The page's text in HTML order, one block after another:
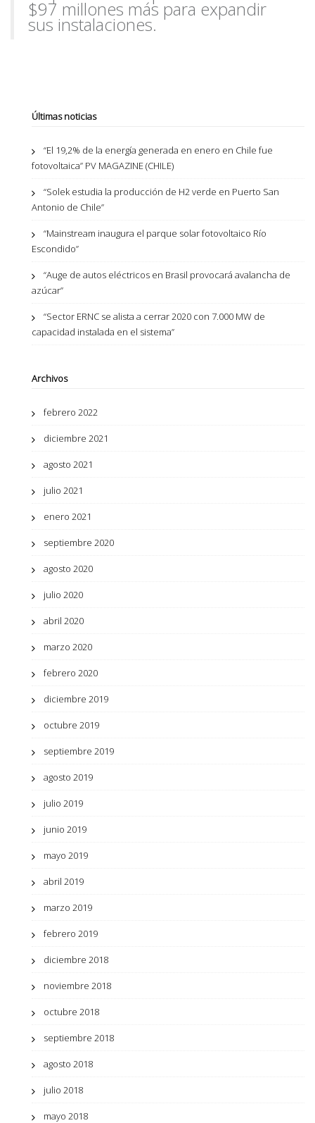
$97 millones más para expandir
sus instalaciones.
Últimas noticias
“El 19,2% de la energía generada en enero en Chile fue
fotovoltaica” PV MAGAZINE (CHILE)
“Solek estudia la producción de H2 verde en Puerto San
Antonio de Chile”
“Mainstream inaugura el parque solar fotovoltaico Río
Escondido”
“Auge de autos eléctricos en Brasil provocará avalancha de
azúcar”
“Sector ERNC se alista a cerrar 2020 con 7.000 MW de
capacidad instalada en el sistema”
Archivos
febrero 2022
diciembre 2021
agosto 2021
julio 2021
enero 2021
septiembre 2020
agosto 2020
julio 2020
abril 2020
marzo 2020
febrero 2020
diciembre 2019
octubre 2019
septiembre 2019
agosto 2019
julio 2019
junio 2019
mayo 2019
abril 2019
marzo 2019
febrero 2019
diciembre 2018
noviembre 2018
octubre 2018
septiembre 2018
agosto 2018
julio 2018
mayo 2018